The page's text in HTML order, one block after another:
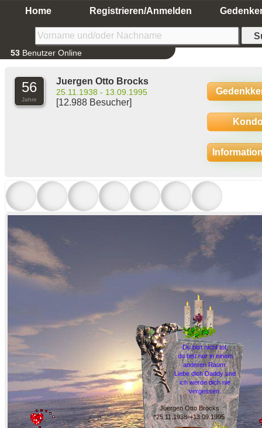
Home Registrieren/Anmelden
53 Benutzer Online
56
Jahre
Juergen Otto Brocks
25.11.1938 - 13.09.1995
[12.988 Besucher]
Juergen Otto Brocks
*25.11.1938-+13.09.1995
Du bist nicht tot,
du bist nur in einem
anderen Raum.
Liebe dich Daddy und
ich werde dich nie
vergessen.